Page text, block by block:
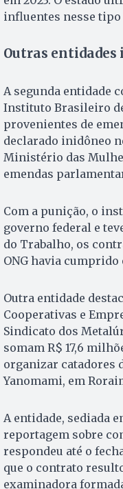
influentes nesse
Outras entidades
A segunda entidade
Instituto Brasileiro de
provenientes de
declarado inidôneo
Ministério das
emendas
Com a punição, o
governo federal e
do Trabalho, os
ONG havia
Outra entidade
Cooperativas e
Sindicato dos
somam R$ 17,6
organizar catadores
Yanomami, em
A entidade, sediada
reportagem sobre
respondeu até o
que o contrato
examinadora